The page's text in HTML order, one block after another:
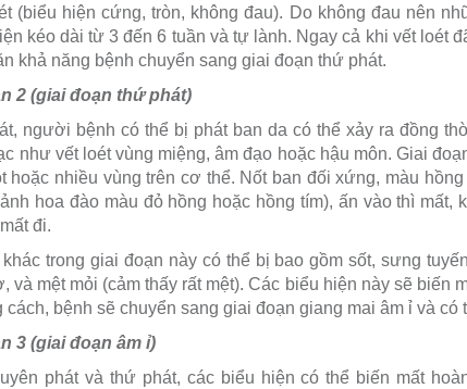
(biểu hiện cứng, tròn, không đau). Do không đau nên
kéo dài từ 3 đến 6 tuần và tự lành. Ngay cả khi vết loét
khả năng bệnh chuyển sang giai đoạn thứ phát.
2 (giai đoạn thứ phát)
người bệnh có thể bị phát ban da có thể xảy ra đồng
như vết loét vùng miệng, âm đạo hoặc hậu môn. Giai
hoặc nhiều vùng trên cơ thể. Nốt ban đối xứng, màu
hoa đào màu đỏ hồng hoặc hồng tím), ấn vào thì mất,
đi.
trong giai đoạn này có thể bị bao gồm sốt, sưng
và mệt mỏi (cảm thấy rất mệt). Các biểu hiện này sẽ biến
cách, bệnh sẽ chuyển sang giai đoạn giang mai âm ỉ và có
3 (giai đoạn âm ỉ)
phát và thứ phát, các biểu hiện có thể biến mất